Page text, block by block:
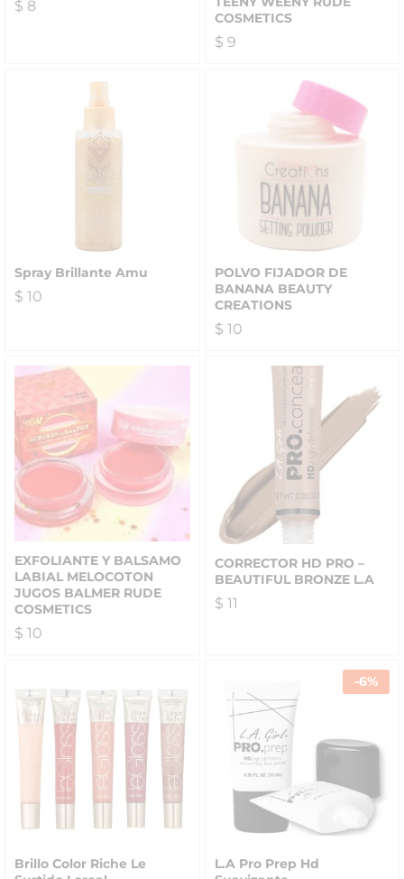
$ 8
COSMETICS
$ 9
Spray Brillante Amu
$ 10
POLVO FIJADOR DE
BANANA BEAUTY
CREATIONS
$ 10
EXFOLIANTE Y BALSAMO
LABIAL MELOCOTON
JUGOS BALMER RUDE
COSMETICS
$ 10
CORRECTOR HD PRO –
BEAUTIFUL BRONZE L.A
$ 11
Brillo Color Riche Le
-6%
L.A Pro Prep Hd